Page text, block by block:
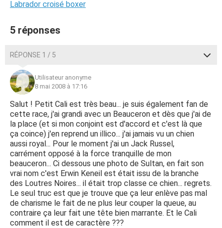
Labrador croisé boxer
5 réponses
RÉPONSE 1 / 5
Utilisateur anonyme
8 mai 2008 à 17:16
Salut ! Petit Cali est très beau... je suis également fan de
cette race, j'ai grandi avec un Beauceron et dès que j'ai de
la place (et si mon conjoint est d'accord et c'est là que
ça coince) j'en reprend un illico... j'ai jamais vu un chien
aussi royal... Pour le moment j'ai un Jack Russel,
carrément opposé à la force tranquille de mon
beauceron... Ci dessous une photo de Sultan, en fait son
vrai nom c'est Erwin Keneil est était issu de la branche
des Loutres Noires... il était trop classe ce chien... regrets.
Le seul truc est que je trouve que ça leur enlève pas mal
de charisme le fait de ne plus leur couper la queue, au
contraire ça leur fait une tête bien marrante. Et le Cali
comment il est de caractère ???